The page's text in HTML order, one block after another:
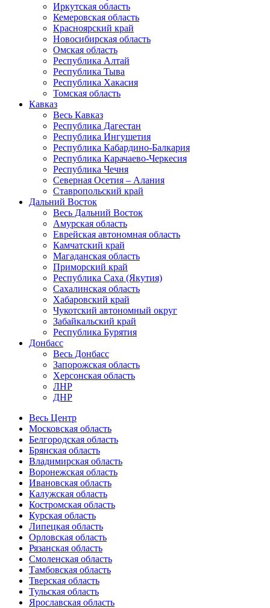
Иркутская область
Кемеровская область
Красноярский край
Новосибирская область
Омская область
Республика Алтай
Республика Тыва
Республика Хакасия
Томская область
Кавказ
Весь Кавказ
Республика Дагестан
Республика Ингушетия
Республика Кабардино-Балкария
Республика Карачаево-Черкесия
Республика Чечня
Северная Осетия – Алания
Ставропольский край
Дальний Восток
Весь Дальний Восток
Амурская область
Еврейская автономная область
Камчатский край
Магаданская область
Приморский край
Республика Саха (Якутия)
Сахалинская область
Хабаровский край
Чукотский автономный округ
Забайкальский край
Республика Бурятия
Донбасс
Весь Донбасс
Запорожская область
Херсонская область
ЛНР
ДНР
Весь Центр
Московская область
Белгородская область
Брянская область
Владимирская область
Воронежская область
Ивановская область
Калужская область
Костромская область
Курская область
Липецкая область
Орловская область
Рязанская область
Смоленская область
Тамбовская область
Тверская область
Тульская область
Ярославская область